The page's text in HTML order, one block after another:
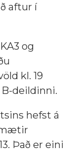
aftur í
og
kl. 19
deildinni.
hefst á
Það er eini